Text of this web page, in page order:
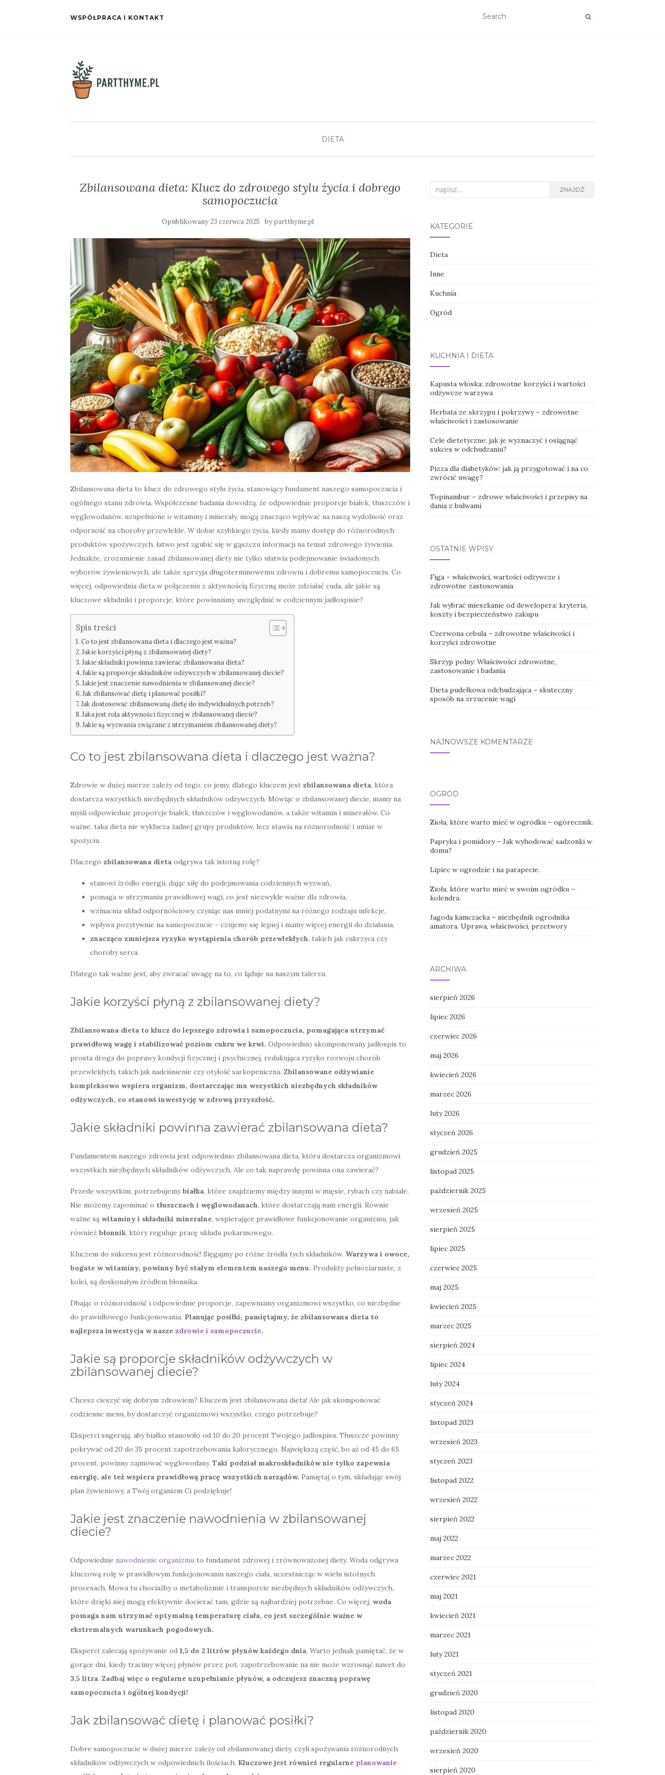
WSPÓŁPRACA I KONTAKT
DIETA
Zbilansowana dieta: Klucz do zdrowego stylu życia i dobrego
samopoczucia
Opublikowany23 czerwca 2025 bypartthyme.pl
Zbilansowana dieta to klucz do zdrowego stylu życia, stanowiący fundament naszego samopoczucia i
ogólnego stanu zdrowia. Współczesne badania dowodzą, że odpowiednie proporcje białek, tłuszczów i
węglowodanów, uzupełnione o witaminy i minerały, mogą znacząco wpływać na naszą wydolność oraz
odporność na choroby przewlekłe. W dobie szybkiego życia, kiedy mamy dostęp do różnorodnych
produktów spożywczych, łatwo jest zgubić się w gąszczu informacji na temat zdrowego żywienia.
Jednakże, zrozumienie zasad zbilansowanej diety nie tylko ułatwia podejmowanie świadomych
wyborów żywieniowych, ale także sprzyja długoterminowemu zdrowiu i dobremu samopoczuciu. Co
więcej, odpowiednia dieta w połączeniu z aktywnością fizyczną może zdziałać cuda, ale jakie są
kluczowe składniki i proporcje, które powinniśmy uwzględnić w codziennym jadłospisie?
Spis treści
Co to jest zbilansowana dieta i dlaczego jest ważna?
Jakie korzyści płyną z zbilansowanej diety?
Jakie składniki powinna zawierać zbilansowana dieta?
Jakie są proporcje składników odżywczych w zbilansowanej diecie?
Jakie jest znaczenie nawodnienia w zbilansowanej diecie?
Jak zbilansować dietę i planować posiłki?
Jak dostosować zbilansowaną dietę do indywidualnych potrzeb?
Jaka jest rola aktywności fizycznej w zbilansowanej diecie?
Jakie są wyzwania związane z utrzymaniem zbilansowanej diety?
Co to jest zbilansowana dieta i dlaczego jest ważna?
Zdrowie w dużej mierze zależy od tego, co jemy, dlatego kluczem jest zbilansowana dieta, która
dostarcza wszystkich niezbędnych składników odżywczych. Mówiąc o zbilansowanej diecie, mamy na
myśli odpowiednie proporcje białek, tłuszczów i węglowodanów, a także witamin i minerałów. Co
ważne, taka dieta nie wyklucza żadnej grupy produktów, lecz stawia na różnorodność i umiar w
spożyciu.
Dlaczego zbilansowana dieta odgrywa tak istotną rolę?
stanowi źródło energii, dając siłę do podejmowania codziennych wyzwań,
pomaga w utrzymaniu prawidłowej wagi, co jest niezwykle ważne dla zdrowia,
wzmacnia układ odpornościowy, czyniąc nas mniej podatnymi na różnego rodzaju infekcje,
wpływa pozytywnie na samopoczucie – czujemy się lepiej i mamy więcej energii do działania,
znacząco zmniejsza ryzyko wystąpienia chorób przewlekłych, takich jak cukrzyca czy
choroby serca.
Dlatego tak ważne jest, aby zwracać uwagę na to, co ląduje na naszym talerzu.
Jakie korzyści płyną z zbilansowanej diety?
Zbilansowana dieta to klucz do lepszego zdrowia i samopoczucia, pomagająca utrzymać
prawidłową wagę i stabilizować poziom cukru we krwi. Odpowiednio skomponowany jadłospis to
prosta droga do poprawy kondycji fizycznej i psychicznej, redukująca ryzyko rozwoju chorób
przewlekłych, takich jak nadciśnienie czy otyłość sarkopeniczna. Zbilansowane odżywianie
kompleksowo wspiera organizm, dostarczając mu wszystkich niezbędnych składników
odżywczych, co stanowi inwestycję w zdrową przyszłość.
Jakie składniki powinna zawierać zbilansowana dieta?
Fundamentem naszego zdrowia jest odpowiednio zbilansowana dieta, która dostarcza organizmowi
wszystkich niezbędnych składników odżywczych. Ale co tak naprawdę powinna ona zawierać?
Przede wszystkim, potrzebujemybiałka, które znajdziemy między innymi w mięsie, rybach czy nabiale.
Nie możemy zapominać o tłuszczach i węglowodanach, które dostarczają nam energii. Równie
ważne są witaminy i składniki mineralne, wspierające prawidłowe funkcjonowanie organizmu, jak
również błonnik, który reguluje pracę układu pokarmowego.
Kluczem do sukcesu jest różnorodność! Sięgajmy po różne źródła tych składników. Warzywa i owoce,
bogate w witaminy, powinny być stałym elementem naszego menu. Produkty pełnoziarniste, z
kolei, są doskonałym źródłem błonnika.
Dbając o różnorodność i odpowiednie proporcje, zapewniamy organizmowi wszystko, co niezbędne
do prawidłowego funkcjonowania. Planując posiłki, pamiętajmy, że zbilansowana dieta to
najlepsza inwestycja w nasze zdrowie i samopoczucie.
Jakie są proporcje składników odżywczych w
zbilansowanej diecie?
Chcesz cieszyć się dobrym zdrowiem? Kluczem jest zbilansowana dieta! Ale jak skomponować
codzienne menu, by dostarczyć organizmowi wszystko, czego potrzebuje?
Eksperci sugerują, aby białko stanowiło od 10 do 20 procent Twojego jadłospisu. Tłuszcze powinny
pokrywać od 20 do 35 procent zapotrzebowania kalorycznego. Największą część, bo aż od 45 do 65
procent, powinny zajmować węglowodany. Taki podział makroskładników nie tylko zapewnia
energię, ale też wspiera prawidłową pracę wszystkich narządów. Pamiętaj o tym, układając swój
plan żywieniowy, a Twój organizm Ci podziękuje!
Jakie jest znaczenie nawodnienia w zbilansowanej
diecie?
Odpowiednie nawodnienie organizmu to fundament zdrowej i zrównoważonej diety. Woda odgrywa
kluczową rolę w prawidłowym funkcjonowaniu naszego ciała, uczestnicząc w wielu istotnych
procesach. Mowa tu chociażby o metabolizmie i transporcie niezbędnych składników odżywczych,
które dzięki niej mogą efektywnie docierać tam, gdzie są najbardziej potrzebne. Co więcej, woda
pomaga nam utrzymać optymalną temperaturę ciała, co jest szczególnie ważne w
ekstremalnych warunkach pogodowych.
Eksperci zalecają spożywanie od 1,5 do 2 litrów płynów każdego dnia. Warto jednak pamiętać, że w
gorące dni, kiedy tracimy więcej płynów przez pot, zapotrzebowanie na nie może wzrosnąć nawet do
3,5 litra. Zadbaj więc o regularne uzupełnianie płynów, a odczujesz znaczną poprawę
samopoczucia i ogólnej kondycji!
Jak zbilansować dietę i planować posiłki?
Dobre samopoczucie w dużej mierze zależy od zbilansowanej diety, czyli spożywania różnorodnych
składników odżywczych w odpowiednich ilościach. Kluczowe jest również regularne planowanie
Search
ZNAJDŹ
KATEGORIE
Dieta
Inne
Kuchnia
Ogród
KUCHNIA I DIETA
Kapusta włoska: zdrowotne korzyści i wartości
odżywcze warzywa
Herbata ze skrzypu i pokrzywy – zdrowotne
właściwości i zastosowanie
Cele dietetyczne: jak je wyznaczyć i osiągnąć
sukces w odchudzaniu?
Pizza dla diabetyków: jak ją przygotować i na co
zwrócić uwagę?
Topinambur – zdrowe właściwości i przepisy na
dania z bulwami
OSTATNIE WPISY
Figa – właściwości, wartości odżywcze i
zdrowotne zastosowania
Jak wybrać mieszkanie od dewelopera: kryteria,
koszty i bezpieczeństwo zakupu
Czerwona cebula – zdrowotne właściwości i
korzyści zdrowotne
Skrzyp polny: Właściwości zdrowotne,
zastosowanie i badania
Dieta pudełkowa odchudzająca – skuteczny
sposób na zrzucenie wagi
NAJNOWSZE KOMENTARZE
OGRÓD
Zioła, które warto mieć w ogródku – ogórecznik.
Papryka i pomidory – Jak wyhodować sadzonki w
domu?
Lipiec w ogrodzie i na parapecie.
Zioła, które warto mieć w swoim ogródku –
kolendra.
Jagoda kamczacka – niezbędnik ogrodnika
amatora. Uprawa, właściwości, przetwory
ARCHIWA
sierpień 2026
lipiec 2026
czerwiec 2026
maj 2026
kwiecień 2026
marzec 2026
luty 2026
styczeń 2026
grudzień 2025
listopad 2025
październik 2025
wrzesień 2025
sierpień 2025
lipiec 2025
czerwiec 2025
maj 2025
kwiecień 2025
marzec 2025
sierpień 2024
lipiec 2024
luty 2024
styczeń 2024
listopad 2023
wrzesień 2023
styczeń 2023
listopad 2022
wrzesień 2022
sierpień 2022
maj 2022
marzec 2022
czerwiec 2021
maj 2021
kwiecień 2021
marzec 2021
luty 2021
styczeń 2021
grudzień 2020
listopad 2020
październik 2020
wrzesień 2020
sierpień 2020